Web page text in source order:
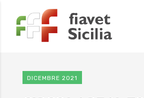
DICEMBRE 2021